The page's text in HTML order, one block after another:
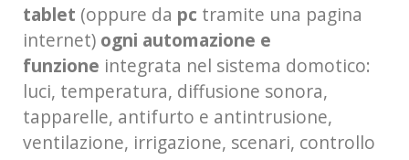
tablet (oppure da pc tramite una pagina
internet) ogni automazione e
funzione integrata nel sistema domotico:
luci, temperatura, diffusione sonora,
tapparelle, antifurto e antintrusione,
ventilazione, irrigazione, scenari, controllo